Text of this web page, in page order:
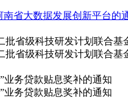
南省大数据发展创新平台的
批省级科技研发计划联合基
批省级科技研发计划联合基
业务贷款贴息奖补的通知
业务贷款贴息奖补的通知